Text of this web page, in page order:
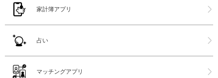
家計簿アプリ
占い
マッチングアプリ